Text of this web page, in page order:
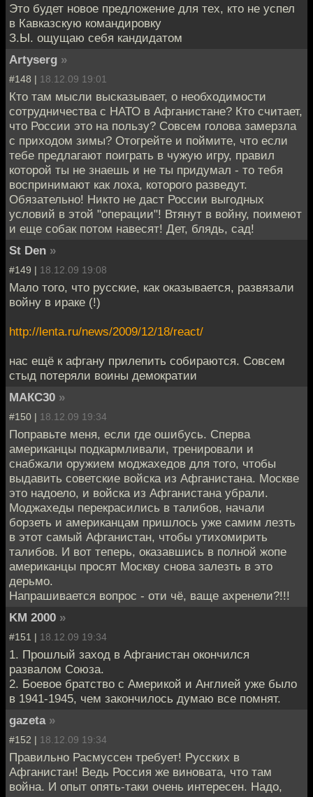
Это будет новое предложение для тех, кто не успел
в Кавказскую командировку
З.Ы. ощущаю себя кандидатом
Artyserg »
#148 | 18.12.09 19:01
Кто там мысли высказывает, о необходимости
сотрудничества с НАТО в Афганистане? Кто считает,
что России это на пользу? Совсем голова замерзла
с приходом зимы? Отогрейте и поймите, что если
тебе предлагают поиграть в чужую игру, правил
которой ты не знаешь и не ты придумал - то тебя
воспринимают как лоха, которого разведут.
Обязательно! Никто не даст России выгодных
условий в этой "операции"! Втянут в войну, поимеют
и еще собак потом навесят! Дет, блядь, сад!
St Den »
#149 | 18.12.09 19:08
Мало того, что русские, как оказывается, развязали
войну в ираке (!)
http://lenta.ru/news/2009/12/18/react/
нас ещё к афгану прилепить собираются. Совсем
стыд потеряли воины демократии
МАКС30 »
#150 | 18.12.09 19:34
Поправьте меня, если где ошибусь. Сперва
американцы подкармливали, тренировали и
снабжали оружием моджахедов для того, чтобы
выдавить советские войска из Афганистана. Москве
это надоело, и войска из Афганистана убрали.
Моджахеды перекрасились в талибов, начали
борзеть и американцам пришлось уже самим лезть
в этот самый Афганистан, чтобы утихомирить
талибов. И вот теперь, оказавшись в полной жопе
американцы просят Москву снова залезть в это
дерьмо.
Напрашивается вопрос - оти чё, ваще ахренели?!!!
KM 2000 »
#151 | 18.12.09 19:34
1. Прошлый заход в Афганистан окончился
развалом Союза.
2. Боевое братство с Америкой и Англией уже было
в 1941-1945, чем закончилось думаю все помнят.
gazeta »
#152 | 18.12.09 19:34
Правильно Расмуссен требует! Русских в
Афганистан! Ведь Россия же виновата, что там
война. И опыт опять-таки очень интересен. Надо,